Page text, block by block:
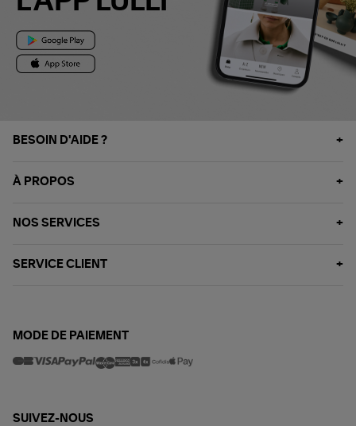
BESOIN D'AIDE ?
À PROPOS
NOS SERVICES
SERVICE CLIENT
MODE DE PAIEMENT
SUIVEZ-NOUS